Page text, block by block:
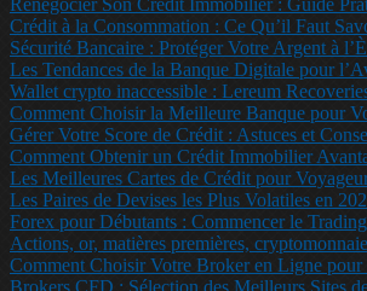
Renégocier Son Crédit Immobilier : Guide
Crédit à la Consommation : Ce Qu’il Faut
Sécurité Bancaire : Protéger Votre Argent à
Les Tendances de la Banque Digitale pour
Wallet crypto inaccessible : Lereum
Comment Choisir la Meilleure Banque pour
Gérer Votre Score de Crédit : Astuces et
Comment Obtenir un Crédit Immobilier
Les Meilleures Cartes de Crédit pour
Les Paires de Devises les Plus Volatiles en
Forex pour Débutants : Commencer le
Actions, or, matières premières,
Comment Choisir Votre Broker en Ligne pour
Brokers CFD : Sélection des Meilleurs Sites